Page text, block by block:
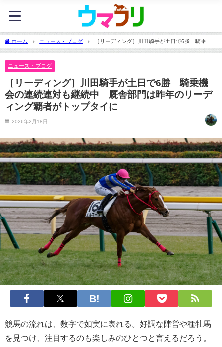
ホーム ニュース・ブログ
［リーディング］川田騎手が土日で6勝 騎乗機
会の連続連対も継続中 厩舎部門は昨年のリーディング覇者がトップタイに
ニュース・ブログ
［リーディング］川田騎手が土日で6勝 騎乗機
会の連続連対も継続中 厩舎部門は昨年のリーデ
ィング覇者がトップタイに
2026年2月18日
競馬の流れは、数字で如実に表れる。好調な陣営や種牡馬
を見つけ、注目するのも楽しみのひとつと言えるだろう。